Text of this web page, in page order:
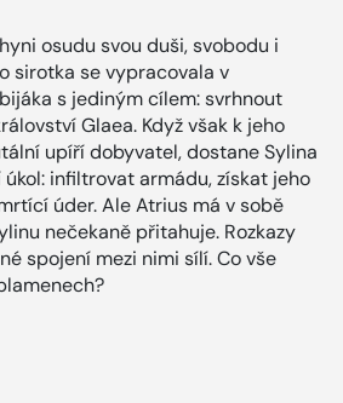
osudu svou duši, svobodu i
sirotka se vypracovala v
s jediným cílem: svrhnout
Glaea. Když však k jeho
upíří dobyvatel, dostane Sylina
infiltrovat armádu, získat jeho
úder. Ale Atrius má v sobě
nečekaně přitahuje. Rozkazy
spojení mezi nimi sílí. Co vše